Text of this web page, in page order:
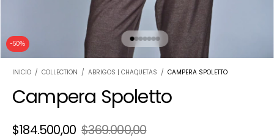
-50%
INICIO / COLLECTION / ABRIGOS | CHAQUETAS / CAMPERA SPOLETTO
Campera Spoletto
$184.500,00 $369.000,00